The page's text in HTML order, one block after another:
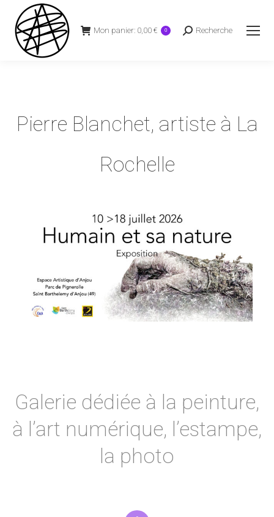
Mon panier: 0,00 € 0
Recherche
Recherche
Pierre Blanchet, artiste à La
Rochelle
Galerie dédiée à la peinture,
à l’art numérique, l’estampe,
la photo